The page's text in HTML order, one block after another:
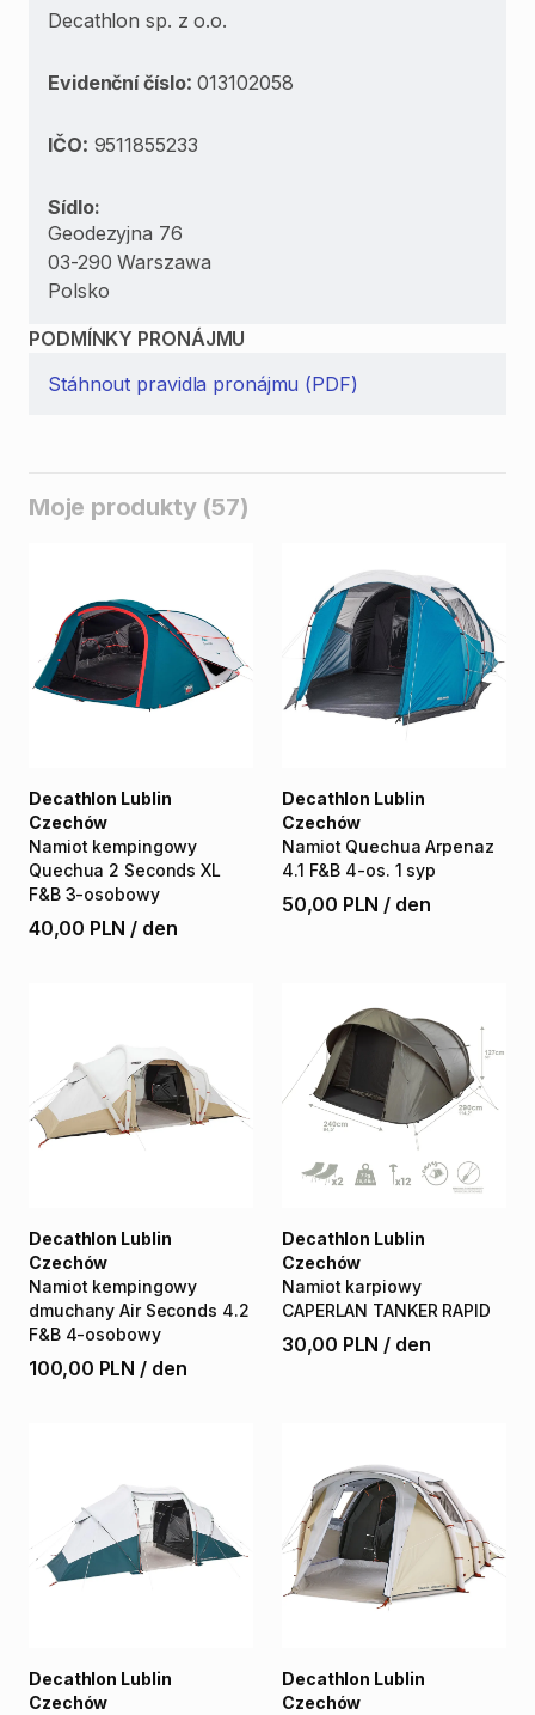
Decathlon sp. z o.o.
Evidenční číslo:013102058
IČO: 9511855233
Sídlo:
Geodezyjna 76
03-290 Warszawa
Polsko
PODMÍNKY PRONÁJMU
Stáhnout pravidla pronájmu (PDF)
Moje produkty (57)
Namiot kempingowy
Quechua 2 Seconds XL
F&B 3-osobowy
Decathlon Lublin
Czechów
40,00 PLN / den
Namiot Quechua Arpenaz
4.1 F&B 4-os. 1 syp
Decathlon Lublin
Czechów
50,00 PLN / den
Namiot kempingowy
dmuchany Air Seconds 4.2
F&B 4-osobowy
Decathlon Lublin
Czechów
100,00 PLN / den
Namiot karpiowy
CAPERLAN TANKER RAPID
Decathlon Lublin
Czechów
30,00 PLN / den
Decathlon Lublin
Czechów
Decathlon Lublin
Czechów